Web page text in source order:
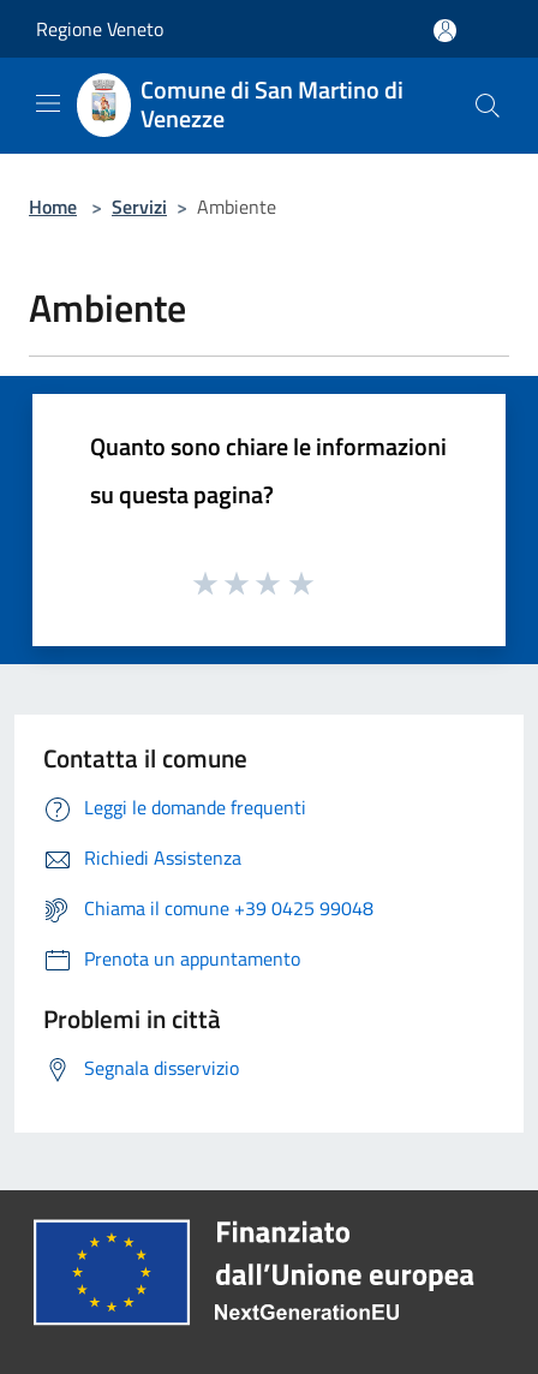
Regione Veneto
Comune di San Martino di
Venezze
Home > Servizi > Ambiente
Ambiente
Quanto sono chiare le informazioni
su questa pagina?
Contatta il comune
Leggi le domande frequenti
Richiedi Assistenza
Chiama il comune +39 0425 99048
Prenota un appuntamento
Problemi in città
Segnala disservizio